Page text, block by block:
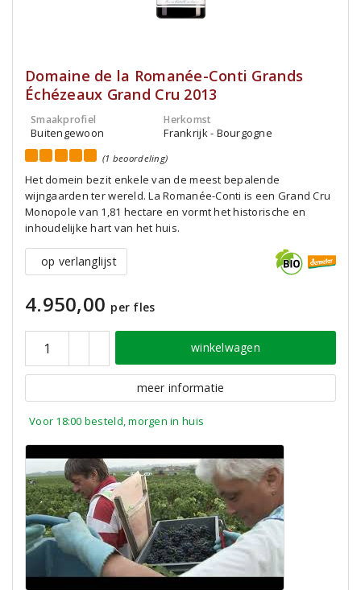
Domaine de la Romanée-Conti Grands
Échézeaux Grand Cru 2013
Smaakprofiel
Buitengewoon
Herkomst
Frankrijk - Bourgogne
(1 beoordeling)
Het domein bezit enkele van de meest bepalende
wijngaarden ter wereld. La Romanée-Conti is een Grand Cru
Monopole van 1,81 hectare en vormt het historische en
inhoudelijke hart van het huis.
op verlanglijst
4.950,00 per fles
winkelwagen
meer informatie
Voor 18:00 besteld, morgen in huis